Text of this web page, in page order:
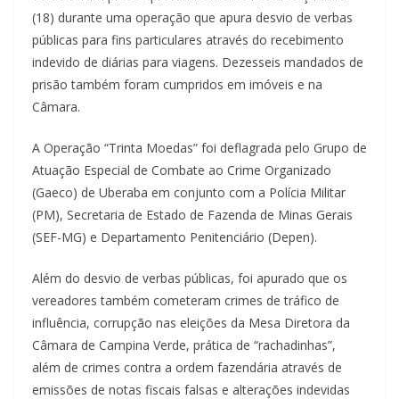
(18) durante uma operação que apura desvio de verbas
públicas para fins particulares através do recebimento
indevido de diárias para viagens. Dezesseis mandados de
prisão também foram cumpridos em imóveis e na
Câmara.
A Operação “Trinta Moedas” foi deflagrada pelo Grupo de
Atuação Especial de Combate ao Crime Organizado
(Gaeco) de Uberaba em conjunto com a Polícia Militar
(PM), Secretaria de Estado de Fazenda de Minas Gerais
(SEF-MG) e Departamento Penitenciário (Depen).
Além do desvio de verbas públicas, foi apurado que os
vereadores também cometeram crimes de tráfico de
influência, corrupção nas eleições da Mesa Diretora da
Câmara de Campina Verde, prática de “rachadinhas”,
além de crimes contra a ordem fazendária através de
emissões de notas fiscais falsas e alterações indevidas